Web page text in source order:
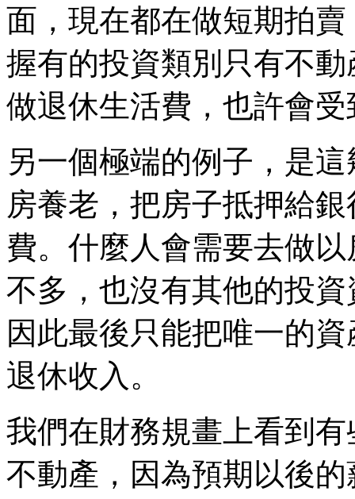
面，現在都在做短期拍
握有的投資類別只有不
做退休生活費，也許會
另一個極端的例子，是
房養老，把房子抵押給
費。什麼人會需要去做
不多，也沒有其他的投
因此最後只能把唯一的
退休收入。
我們在財務規畫上看到
不動產，因為預期以後